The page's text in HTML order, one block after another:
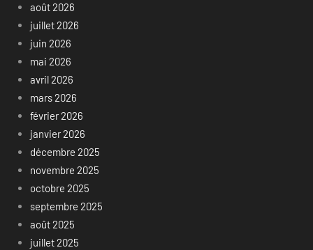
août 2026
juillet 2026
juin 2026
mai 2026
avril 2026
mars 2026
février 2026
janvier 2026
décembre 2025
novembre 2025
octobre 2025
septembre 2025
août 2025
juillet 2025